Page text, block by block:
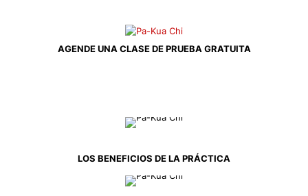
AGENDE UNA CLASE DE PRUEBA GRATUITA
LOS BENEFICIOS DE LA PRÁCTICA